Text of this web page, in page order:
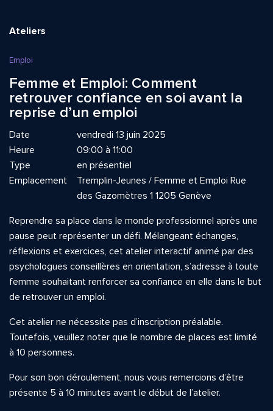
Ateliers
Emploi
Femme et Emploi: Comment
retrouver confiance en soi avant la
reprise d’un emploi
Date
vendredi 13 juin 2025
Heure
09:00 à 11:00
Type
en présentiel
Emplacement
Tremplin-Jeunes / Femme et Emploi Rue
des Gazomètres 1 1205 Genève
Reprendre sa place dans le monde professionnel après une
pause peut représenter un défi. Mélangeant échanges,
réflexions et exercices, cet atelier interactif animé par des
psychologues conseillères en orientation, s’adresse à toute
femme souhaitant renforcer sa confiance en elle dans le but
de retrouver un emploi.
Cet atelier ne nécessite pas d’inscription préalable.
Toutefois, veuillez noter que le nombre de places est limité
à 10 personnes.
Pour son bon déroulement, nous vous remercions d’être
présente 5 à 10 minutes avant le début de l’atelier.